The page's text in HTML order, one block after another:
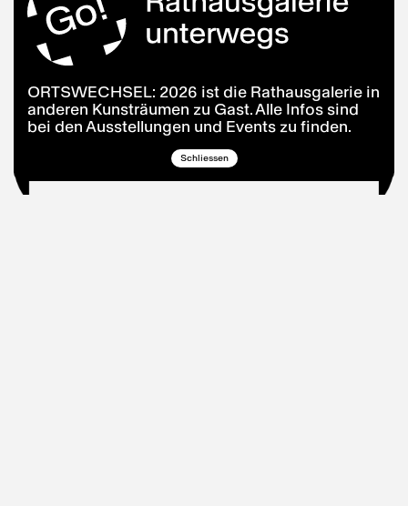
ORTSWECHSEL: 2026 ist die Rathausgalerie in
anderen Kunsträumen zu Gast. Alle Infos sind
bei den Ausstellungen und Events zu finden.
Schliessen